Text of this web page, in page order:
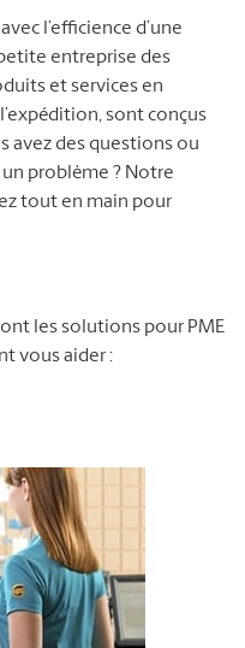
l’efficience d’une
entreprise des
et services en
sont conçus
avez des questions ou
problème ? Notre
tout en main pour
les solutions pour PME
vous aider :